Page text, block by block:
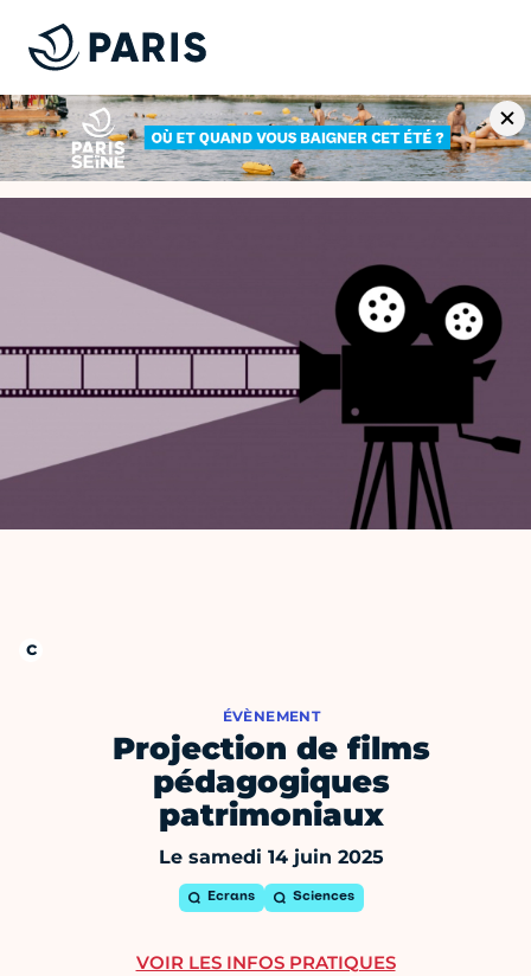
ÉVÈNEMENT
Projection de films
pédagogiques
patrimoniaux
Le samedi 14 juin 2025
Ecrans Sciences
VOIR LES INFOS PRATIQUES